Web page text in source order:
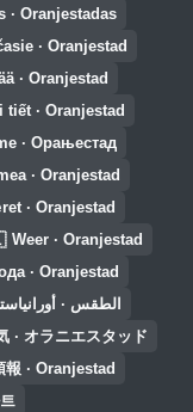
· Oranjestadas
· Oranjestad
· Oranjestad
tiết · Oranjestad
· Орањестад
· Oranjestad
· Oranjestad
Weer · Oranjestad
· Oranjestad
الطقس ·
· オラニエスタッド
報 · Oranjestad